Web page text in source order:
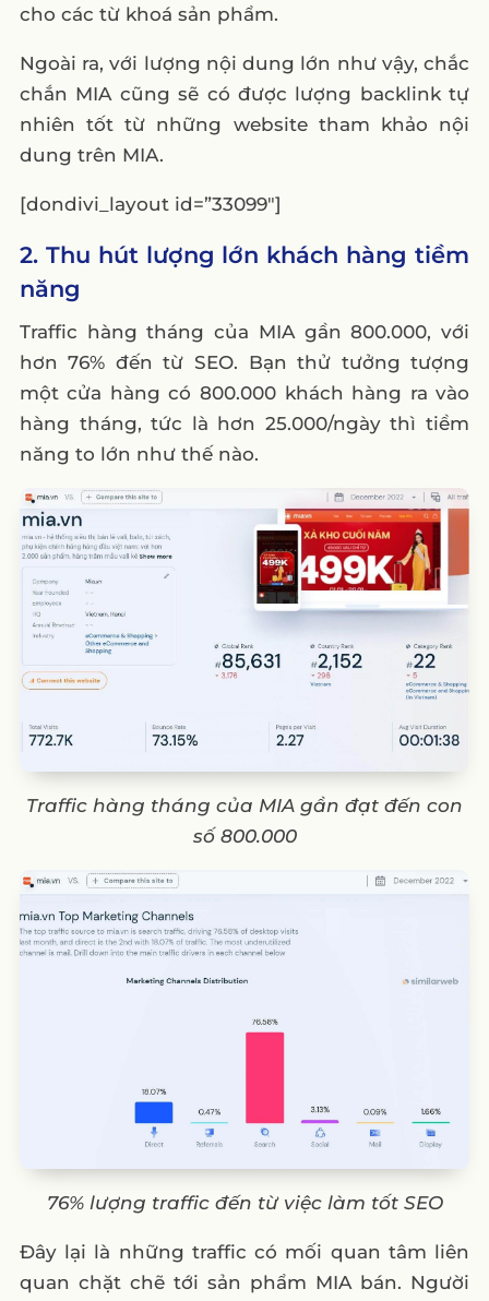
cho các từ khoá sản phẩm.
Ngoài ra, với lượng nội dung lớn như vậy, chắc
chắn MIA cũng sẽ có được lượng backlink tự
nhiên tốt từ những website tham khảo nội
dung trên MIA.
[dondivi_layout id=”33099″]
2. Thu hút lượng lớn khách hàng tiềm
năng
Traffic hàng tháng của MIA gần 800.000, với
hơn 76% đến từ SEO. Bạn thử tưởng tượng
một cửa hàng có 800.000 khách hàng ra vào
hàng tháng, tức là hơn 25.000/ngày thì tiềm
năng to lớn như thế nào.
Traffic hàng tháng của MIA gần đạt đến con
số 800.000
76% lượng traffic đến từ việc làm tốt SEO
Đây lại là những traffic có mối quan tâm liên
quan chặt chẽ tới sản phẩm MIA bán. Người